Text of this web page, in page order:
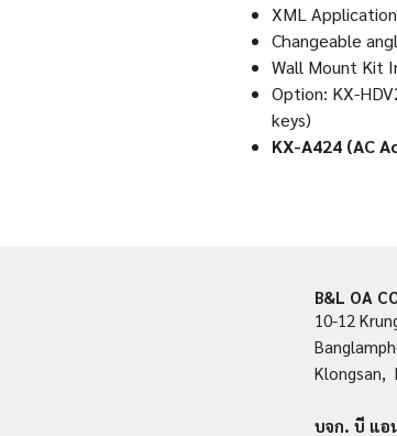
XML
Changeable
Wall Mount Kit
Option: KX-
keys)
KX-A424 (AC
B&L OA
10-12
Klongsan,
บจก. บี แอ